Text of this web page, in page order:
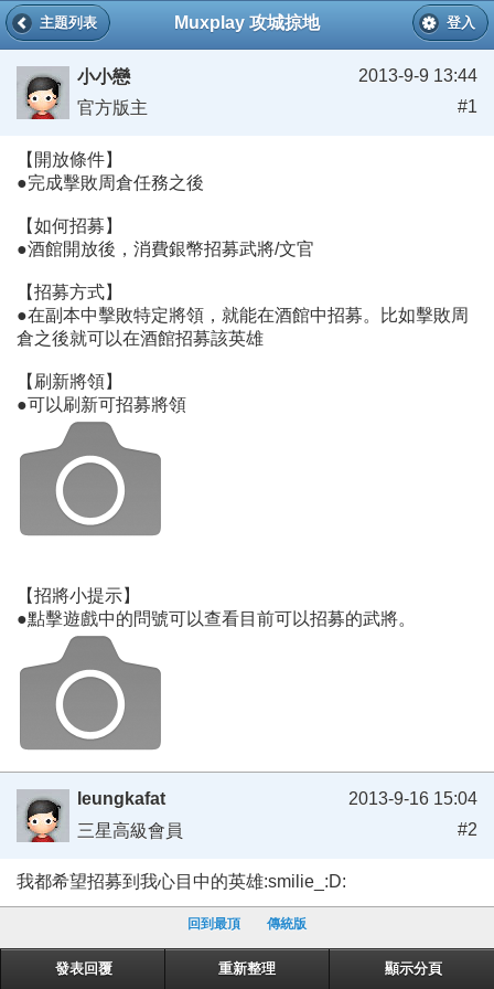
Muxplay 攻城掠地
主題列表 登入
小小戀
官方版主
2013-9-9 13:44
#1
【開放條件】
●完成擊敗周倉任務之後
【如何招募】
●酒館開放後，消費銀幣招募武將/文官
【招募方式】
●在副本中擊敗特定將領，就能在酒館中招募。比如擊敗周
倉之後就可以在酒館招募該英雄
【刷新將領】
●可以刷新可招募將領
【招將小提示】
●點擊遊戲中的問號可以查看目前可以招募的武將。
leungkafat
三星高級會員
2013-9-16 15:04
#2
我都希望招募到我心目中的英雄:smilie_:D:
回到最頂 傳統版
發表回覆 重新整理 顯示分頁